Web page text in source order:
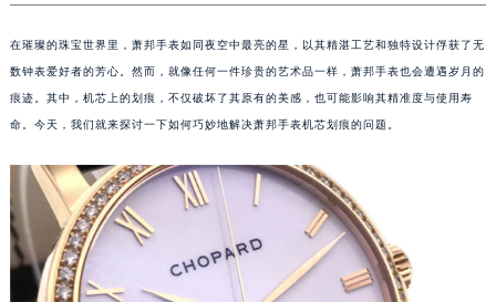
在璀璨的珠宝世界里，萧邦手表如同夜空中最亮的星，以其精湛工艺和独特设计俘获了无
数钟表爱好者的芳心。然而，就像任何一件珍贵的艺术品一样，萧邦手表也会遭遇岁月的
痕迹。其中，机芯上的划痕，不仅破坏了其原有的美感，也可能影响其精准度与使用寿
命。今天，我们就来探讨一下如何巧妙地解决萧邦手表机芯划痕的问题。